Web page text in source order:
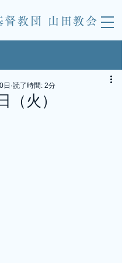
督教団 山田教会
（火）
日 読了時間: 2分